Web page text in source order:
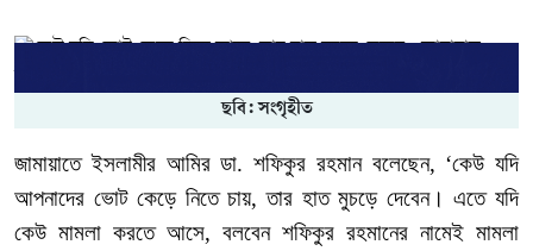
ছবি: সংগৃহীত
জামায়াতে ইসলামীর আমির ডা. শফিকুর রহমান বলেছেন, ‘কেউ যদি
আপনাদের ভোট কেড়ে নিতে চায়,তার হাত মুচড়ে দেবেন। এতে যদি
কেউ মামলা করতে আসে, বলবেন শফিকুর রহমানের নামেই মামলা